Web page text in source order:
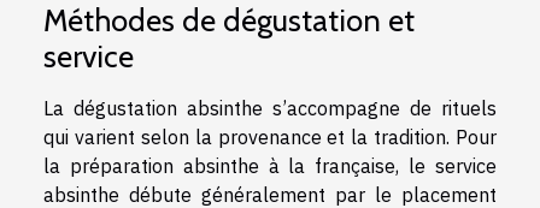
Méthodes de dégustation et
service
La dégustation absinthe s’accompagne de rituels
qui varient selon la provenance et la tradition. Pour
la préparation absinthe à la française, le service
absinthe débute généralement par le placement